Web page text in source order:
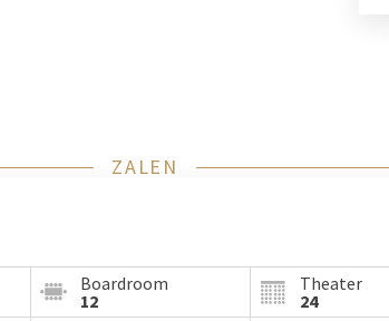
ZALEN
Boardroom
12
Theater
24